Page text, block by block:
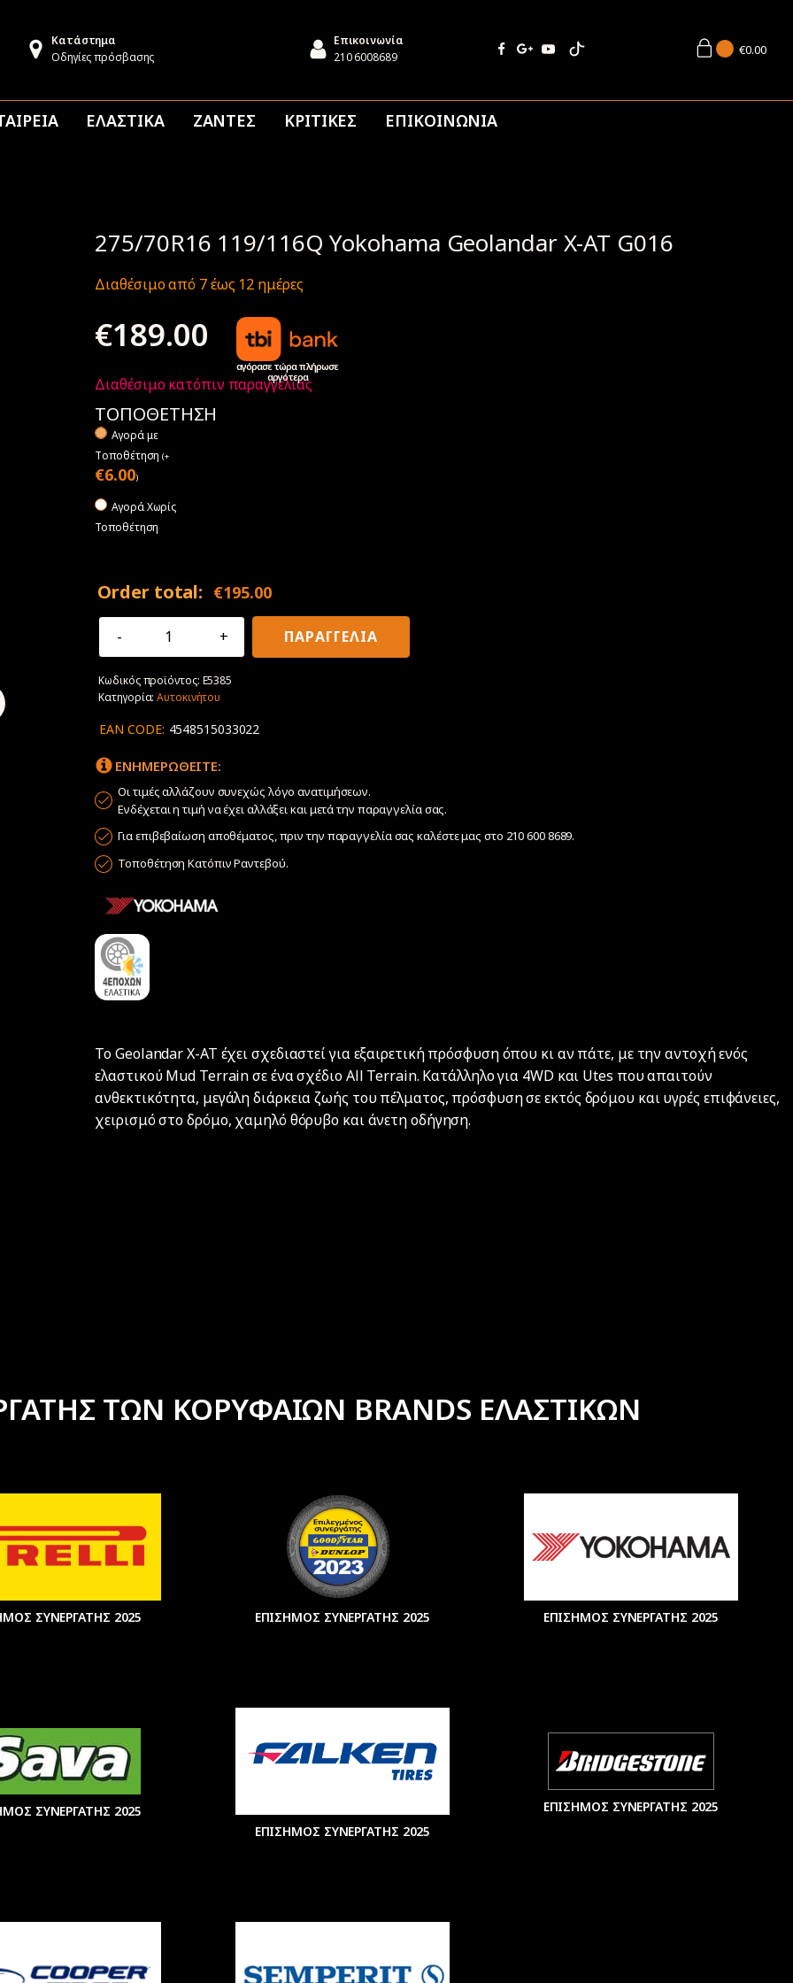
Κατάστημα
Οδηγίες πρόσβασης
Επικοινωνία
210 6008689
€0.00
ΕΛΑΣΤΙΚΑ ΖΑΝΤΕΣ ΚΡΙΤΙΚΕΣ ΕΠΙΚΟΙΝΩΝΙΑ
275/70R16 119/116Q Yokohama Geolandar X-AT G016
Διαθέσιμο από 7 έως 12 ημέρες
€189.00
αγόρασε τώρα πλήρωσε
αργότερα
Διαθέσιμο κατόπιν παραγγελίας
ΤΟΠΟΘΕΤΗΣΗ
Αγορά με
Tοποθέτηση(+
€6.00)
Αγορά Χωρίς
Τοποθέτηση
Order total: €195.00
275/70R16
Geolandar
X-
G016
ΠΑΡΑΓΓΕΛΙΑ
Κωδικός προϊόντος: E5385
Κατηγορία:Αυτοκινήτου
EAN CODE: 4548515033022
ΕΝΗΜΕΡΩΘΕΙΤΕ:
Οι τιμές αλλάζουν συνεχώς λόγο ανατιμήσεων.
Ενδέχεται η τιμή να έχει αλλάξει και μετά την παραγγελία σας.
Για επιβεβαίωση αποθέματος, πριν την παραγγελία σας καλέστε μας στο 210 600 8689.
Τοποθέτηση Κατόπιν Ραντεβού.
Το Geolandar X-AT έχει σχεδιαστεί για εξαιρετική πρόσφυση όπου κι αν πάτε, με την αντοχή ενός
ελαστικού Mud Terrain σε ένα σχέδιο All Terrain. Κατάλληλο για 4WD και Utes που απαιτούν
ανθεκτικότητα, μεγάλη διάρκεια ζωής του πέλματος, πρόσφυση σε εκτός δρόμου και υγρές επιφάνειες,
χειρισμό στο δρόμο, χαμηλό θόρυβο και άνετη οδήγηση.
ΤΩΝ ΚΟΡΥΦΑΙΩΝ BRANDS ΕΛΑΣΤΙΚΩΝ
ΣΥΝΕΡΓΑΤΗΣ 2025 ΕΠΙΣΗΜΟΣ ΣΥΝΕΡΓΑΤΗΣ 2025 ΕΠΙΣΗΜΟΣ ΣΥΝΕΡΓΑΤΗΣ 2025
ΣΥΝΕΡΓΑΤΗΣ 2025
ΕΠΙΣΗΜΟΣ ΣΥΝΕΡΓΑΤΗΣ 2025
ΕΠΙΣΗΜΟΣ ΣΥΝΕΡΓΑΤΗΣ 2025